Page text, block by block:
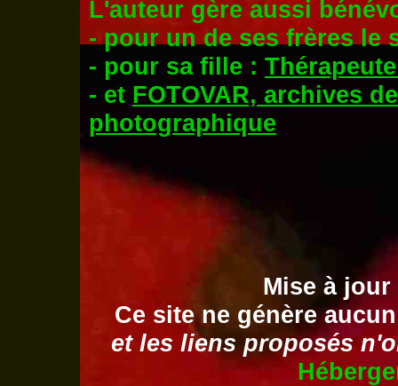
L'auteur gère aussi
- pour un de ses frères le
- pour sa fille :
- et FOTOVAR, archives
photographique
Mise à
Ce site ne génère
et les liens proposés